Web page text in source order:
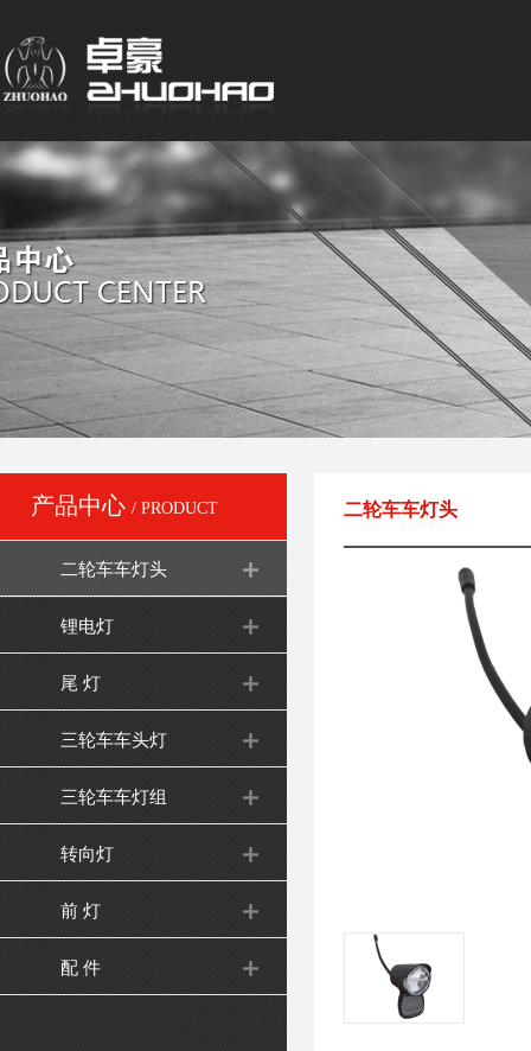
产品中心 / PRODUCT
二轮车车灯头
锂电灯
尾 灯
三轮车车头灯
三轮车车灯组
转向灯
前 灯
配 件
二轮车车灯头